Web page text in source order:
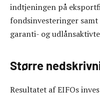
indtjeningen på
fondsinvesteringer
garanti- og
Større
Resultatet af EIFOs